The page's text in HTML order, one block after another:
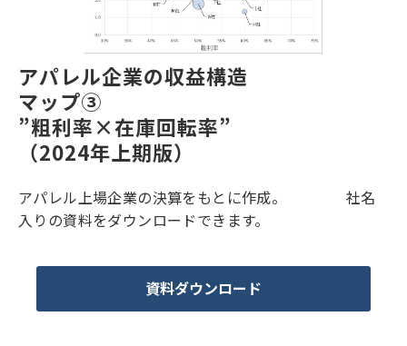
アパレル企業の収益構造
マップ③
”粗利率×在庫回転率”
（2024年上期版）
アパレル上場企業の決算をもとに作成。 社名
入りの資料をダウンロードできます。
資料ダウンロード